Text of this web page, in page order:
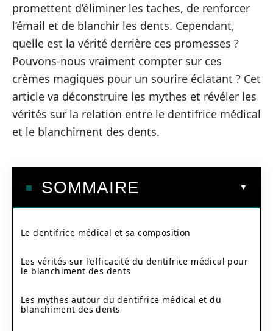
promettent d’éliminer les taches, de renforcer
l’émail et de blanchir les dents. Cependant,
quelle est la vérité derrière ces promesses ?
Pouvons-nous vraiment compter sur ces
crèmes magiques pour un sourire éclatant ? Cet
article va déconstruire les mythes et révéler les
vérités sur la relation entre le dentifrice médical
et le blanchiment des dents.
SOMMAIRE
Le dentifrice médical et sa composition
Les vérités sur l’efficacité du dentifrice médical pour
le blanchiment des dents
Les mythes autour du dentifrice médical et du
blanchiment des dents